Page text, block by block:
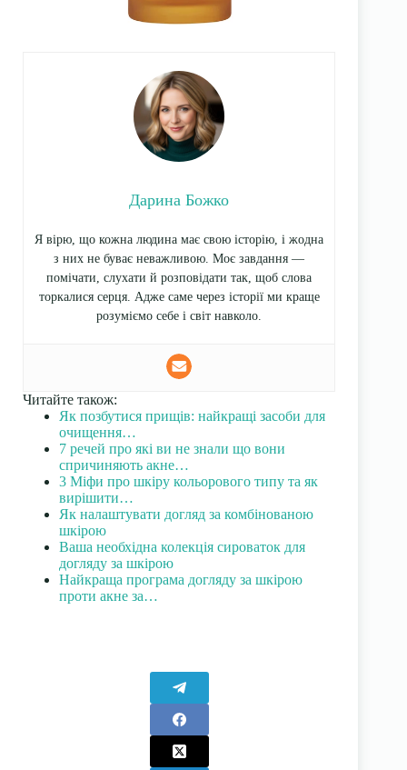
Дарина Божко
Я вірю, що кожна людина має свою історію, і жодна
з них не буває неважливою. Моє завдання —
помічати, слухати й розповідати так, щоб слова
торкалися серця. Адже саме через історії ми краще
розуміємо себе і світ навколо.
Читайте також:
Як позбутися прищів: найкращі засоби для
очищення…
7 речей про які ви не знали що вони
спричиняють акне…
3 Міфи про шкіру кольорового типу та як
вирішити…
Як налаштувати догляд за комбінованою
шкірою
Ваша необхідна колекція сироваток для
догляду за шкірою
Найкраща програма догляду за шкірою
проти акне за…